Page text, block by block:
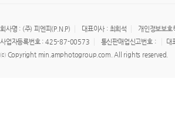
회사명 : (주) 피엔피(P.N.P) 대표이사 : 최희석 개인정보보호
사업자등록번호 : 425-87-00573
통신판매업신고번호 : 대
ⓒ Copyright min.amphotogroup.com. All rights reserved.